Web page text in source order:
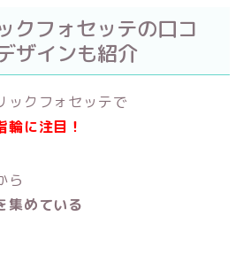
クフォセッテの口コ
ザインも紹介
ックフォセッテで
に注目！
ら
集めている